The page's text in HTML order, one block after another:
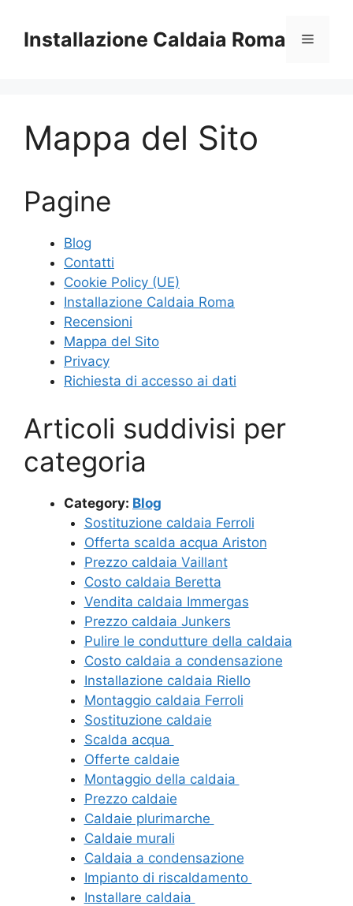
contenuto
Installazione Caldaia Roma Menu
Mappa del Sito
Pagine
Blog
Contatti
Cookie Policy (UE)
Installazione Caldaia Roma
Recensioni
Mappa del Sito
Privacy
Richiesta di accesso ai dati
Articoli suddivisi per
categoria
Category: Blog
Sostituzione caldaia Ferroli
Offerta scalda acqua Ariston
Prezzo caldaia Vaillant
Costo caldaia Beretta
Vendita caldaia Immergas
Prezzo caldaia Junkers
Pulire le condutture della caldaia
Costo caldaia a condensazione
Installazione caldaia Riello
Montaggio caldaia Ferroli
Sostituzione caldaie
Scalda acqua
Offerte caldaie
Montaggio della caldaia
Prezzo caldaie
Caldaie plurimarche
Caldaie murali
Caldaia a condensazione
Impianto di riscaldamento
Installare caldaia